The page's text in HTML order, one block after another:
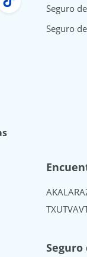
Insurance
FreewayFreeway
TikTok Seguro
Seguro
AKALAR
TXUTVA